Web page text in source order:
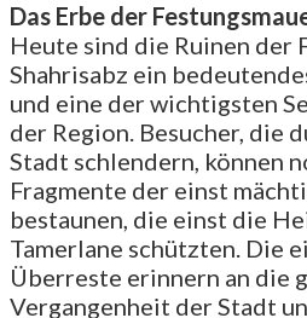
Das Erbe der
Heute sind die Ruinen der
Shahrisabz ein
und eine der wichtigsten
der Region. Besucher, die
Stadt schlendern, können
Fragmente der einst
bestaunen, die einst die
Tamerlane schützten. Die
Überreste erinnern an die
Vergangenheit der Stadt